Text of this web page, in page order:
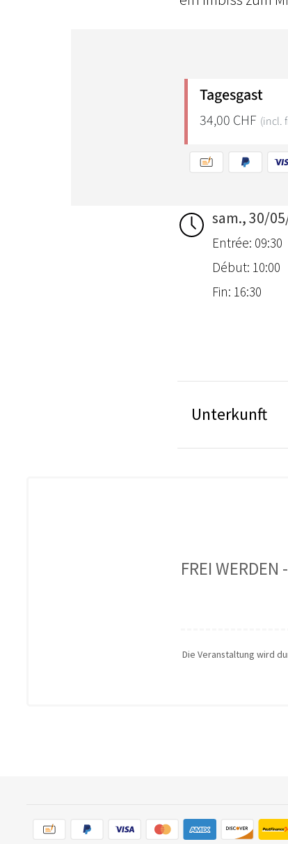
sam., 30/
Entrée: 09:30
Début: 10:00
Fin: 16:30
Unterkunft
FREI WERDEN
Die Veranstaltung wird